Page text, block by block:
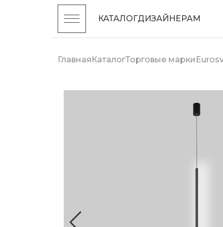
КАТАЛОГДИЗАЙНЕРАМ
ГлавнаяКаталогТорговые марки